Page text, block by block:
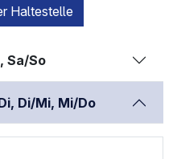
Haltestelle
Sa/So
Di/Mi, Mi/Do